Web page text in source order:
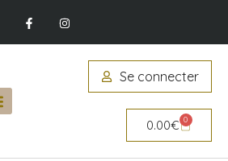
Se connecter
0.00€ 0